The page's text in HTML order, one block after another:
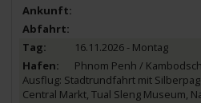
16.11.2026 - Montag
Phnom Penh /
Ausflug: Stadtrundfahrt mit
Central Markt, Tual Sleng Museum,